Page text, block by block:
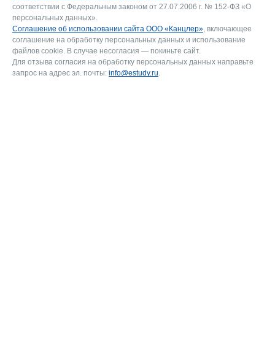
соответствии с Федеральным законом от 27.07.2006 г. № 152-ФЗ «О
персональных данных».
Соглашение об использовании сайта ООО «Канцлер», включающее
соглашение на обработку персональных данных и использование
файлов cookie. В случае несогласия — покиньте сайт.
Для отзыва согласия на обработку персональных данных направьте
запрос на адрес эл. почты: info@estudy.ru.